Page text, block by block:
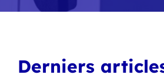
Derniers